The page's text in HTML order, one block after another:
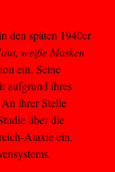
den späten 1940er
weiße Masken
ein. Seine
aufgrund ihres
ihrer Stelle
über die
Ataxie ein,